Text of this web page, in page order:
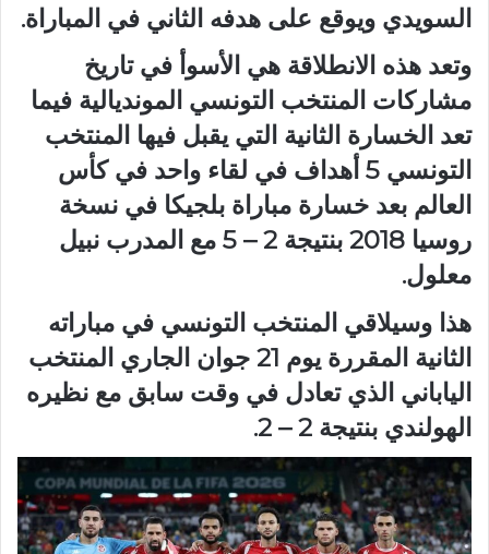
السويدي ويوقع على هدفه الثاني في المباراة.
وتعد هذه الانطلاقة هي الأسوأ في تاريخ
مشاركات المنتخب التونسي المونديالية فيما
تعد الخسارة الثانية التي يقبل فيها المنتخب
التونسي 5 أهداف في لقاء واحد في كأس
العالم بعد خسارة مباراة بلجيكا في نسخة
روسيا 2018 بنتيجة 2 – 5 مع المدرب نبيل
معلول.
هذا وسيلاقي المنتخب التونسي في مباراته
الثانية المقررة يوم 21 جوان الجاري المنتخب
الياباني الذي تعادل في وقت سابق مع نظيره
الهولندي بنتيجة 2 – 2.